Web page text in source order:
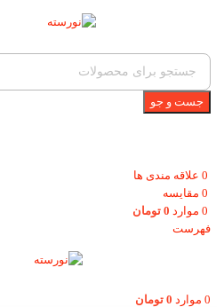
جست و جو
0 علاقه مندی ها
0 مقایسه
0 موارد 0 تومان
فهرست
0 موارد 0 تومان